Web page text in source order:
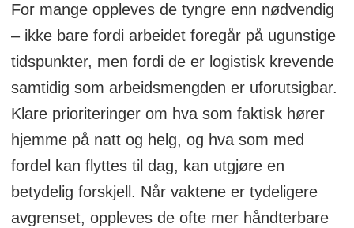
For mange oppleves de tyngre enn nødvendig
– ikke bare fordi arbeidet foregår på ugunstige
tidspunkter, men fordi de er logistisk krevende
samtidig som arbeidsmengden er uforutsigbar.
Klare prioriteringer om hva som faktisk hører
hjemme på natt og helg, og hva som med
fordel kan flyttes til dag, kan utgjøre en
betydelig forskjell. Når vaktene er tydeligere
avgrenset, oppleves de ofte mer håndterbare